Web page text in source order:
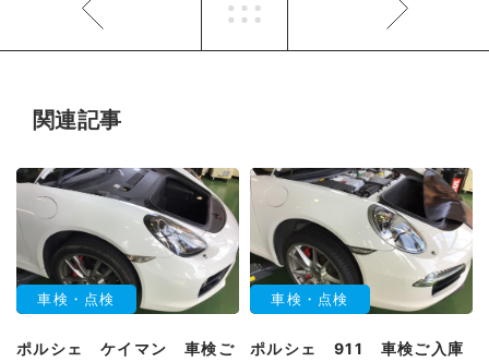
関連記事
車検・点検
ポルシェ ケイマン 車検ご
車検・点検
ポルシェ 911 車検ご入庫